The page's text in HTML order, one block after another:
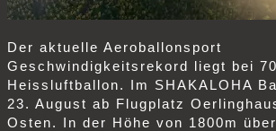
Der aktuelle Aeroballonsport
Geschwindigkeitsrekord liegt bei
Heissluftballon. Im SHAKALOHA
23. August ab Flugplatz
Osten. In der Höhe von 1800m